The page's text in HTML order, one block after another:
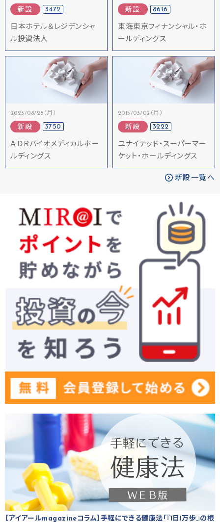
新設 3472
日本ホテル＆レジデンシャ
ル投資法人
新設 8616
東海東京フィナンシャル・ホ
ールディングス
2023/08/28（月）
新設 3750
ＡＤＲバイオメディカルホー
ルディングス
2015/03/02（月）
新設 3222
ユナイテッド・スーパーマー
ケット・ホールディングス
新設一覧へ
【アイアールmagazineコラム】手軽にできる健康法「『1日1万歩』の根